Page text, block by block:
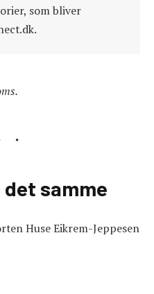
som bliver
det samme
Huse Eikrem-Jeppesen